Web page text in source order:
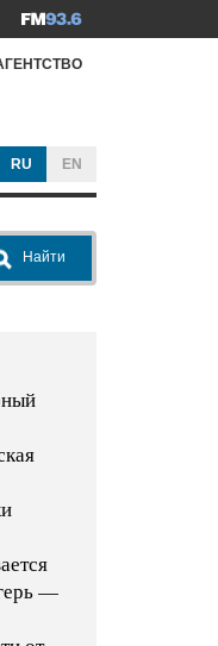
RU EN
Найти
—